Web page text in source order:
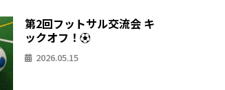
第2回フットサル交流会 キ
ックオフ！⚽
2026.05.15